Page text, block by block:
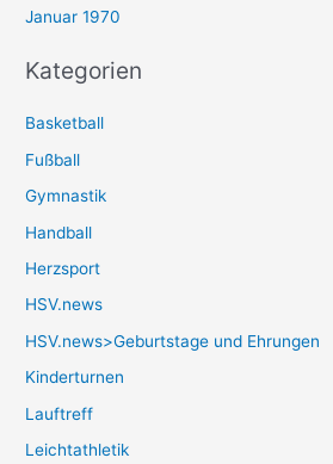
Januar 1970
Kategorien
Basketball
Fußball
Gymnastik
Handball
Herzsport
HSV.news
HSV.news>Geburtstage und Ehrungen
Kinderturnen
Lauftreff
Leichtathletik